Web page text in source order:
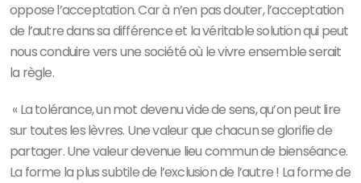
oppose l’acceptation. Car à n’en pas douter, l’acceptation
de l’autre dans sa différence et la véritable solution qui peut
nous conduire vers une société où le vivre ensemble serait
la règle.
« La tolérance, un mot devenu vide de sens, qu’on peut lire
sur toutes les lèvres. Une valeur que chacun se glorifie de
partager. Une valeur devenue lieu commun de bienséance.
La forme la plus subtile de l’exclusion de l’autre ! La forme de